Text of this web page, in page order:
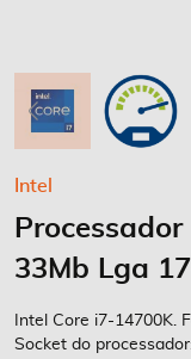
o
da
de
Intel
33Mb Lga
Intel Core i7-14700K.
Socket do